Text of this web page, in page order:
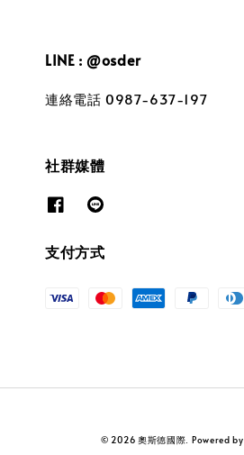
LINE : @osder
連絡電話 0987-637-197
社群媒體
支付方式
© 2026 奧斯德國際. Powered by